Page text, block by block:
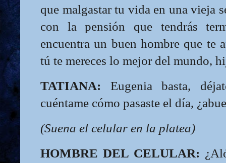
que malgastar tu vida en una vieja
con la pensión que tendrás
encuentra un buen hombre que te
tú te mereces lo mejor del mundo,
TATIANA: Eugenia basta,
cuéntame cómo pasaste el día,
(Suena el celular en la platea)
HOMBRE DEL CELULAR: